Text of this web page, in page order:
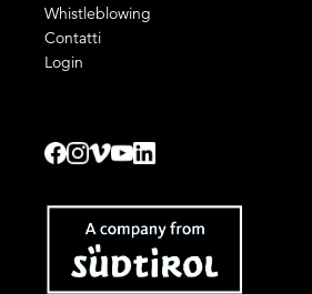
Whistleblowing
Contatti
Login